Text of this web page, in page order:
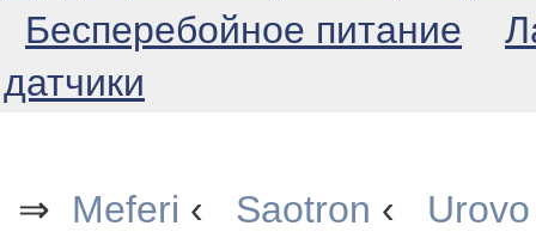
Бесперебойное питание
датчики
⇒ Meferi ‹ Saotron ‹ Urovo